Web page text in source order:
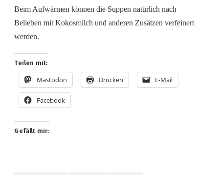
Beim Aufwärmen können die Suppen natürlich nach
Belieben mit Kokosmilch und anderen Zusätzen verfeinert
werden.
Teilen mit:
Mastodon Drucken E-Mail
Facebook
Gefällt mir: